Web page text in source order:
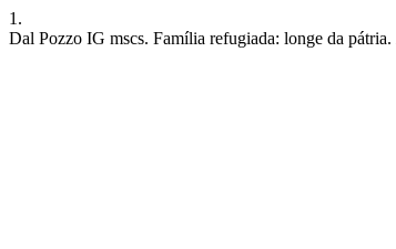
1.
Dal Pozzo IG mscs. Família refugiada: longe da pátria.